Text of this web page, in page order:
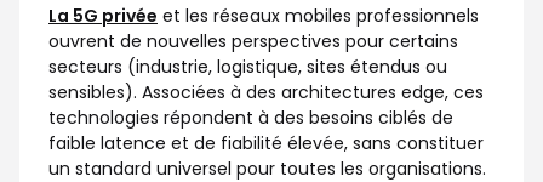
La 5G privée et les réseaux mobiles professionnels
ouvrent de nouvelles perspectives pour certains
secteurs (industrie, logistique, sites étendus ou
sensibles). Associées à des architectures edge, ces
technologies répondent à des besoins ciblés de
faible latence et de fiabilité élevée, sans constituer
un standard universel pour toutes les organisations.